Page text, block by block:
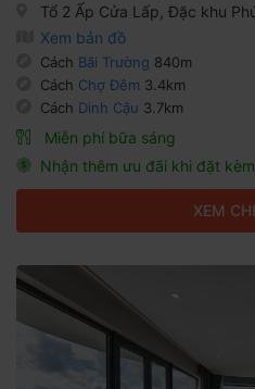
Tổ 2 Ấp Cửa Lấp, Đặc khu
Xem bản đồ
Cách Bãi Trường 840m
Cách Chợ Đêm 3.4km
Cách Dinh Cậu 3.7km
Miễn phí bữa sáng
Nhận thêm ưu đãi khi đặt
XEM